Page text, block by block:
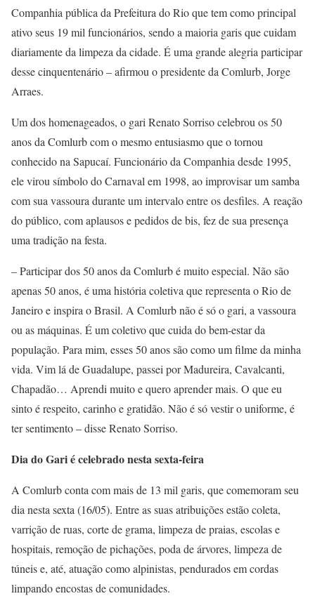
Companhia pública da Prefeitura do Rio que tem como principal
ativo seus 19 mil funcionários, sendo a maioria garis que cuidam
diariamente da limpeza da cidade. É uma grande alegria participar
desse cinquentenário – afirmou o presidente da Comlurb, Jorge
Arraes.
Um dos homenageados, o gari Renato Sorriso celebrou os 50
anos da Comlurb com o mesmo entusiasmo que o tornou
conhecido na Sapucaí. Funcionário da Companhia desde 1995,
ele virou símbolo do Carnaval em 1998, ao improvisar um samba
com sua vassoura durante um intervalo entre os desfiles. A reação
do público, com aplausos e pedidos de bis, fez de sua presença
uma tradição na festa.
– Participar dos 50 anos da Comlurb é muito especial. Não são
apenas 50 anos, é uma história coletiva que representa o Rio de
Janeiro e inspira o Brasil. A Comlurb não é só o gari, a vassoura
ou as máquinas. É um coletivo que cuida do bem-estar da
população. Para mim, esses 50 anos são como um filme da minha
vida. Vim lá de Guadalupe, passei por Madureira, Cavalcanti,
Chapadão… Aprendi muito e quero aprender mais. O que eu
sinto é respeito, carinho e gratidão. Não é só vestir o uniforme, é
ter sentimento – disse Renato Sorriso.
Dia do Gari é celebrado nesta sexta-feira
A Comlurb conta com mais de 13 mil garis, que comemoram seu
dia nesta sexta (16/05). Entre as suas atribuições estão coleta,
varrição de ruas, corte de grama, limpeza de praias, escolas e
hospitais, remoção de pichações, poda de árvores, limpeza de
túneis e, até, atuação como alpinistas, pendurados em cordas
limpando encostas de comunidades.